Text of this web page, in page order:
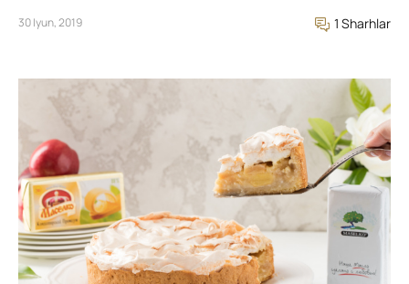
30 Iyun, 2019 1 Sharhlar